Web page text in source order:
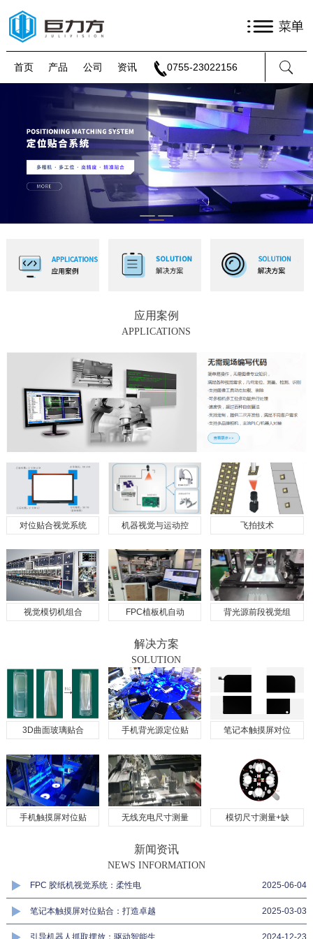
首页 产品 公司 资讯 0755-23022156
应用案例
APPLICATIONS
对位贴合视觉系统 机器视觉与运动控 飞拍技术
视觉模切机组合 FPC植板机自动 背光源前段视觉组
解决方案
SOLUTION
3D曲面玻璃贴合 手机背光源定位贴 笔记本触摸屏对位
手机触摸屏对位贴 无线充电尺寸测量 模切尺寸测量+缺
新闻资讯
NEWS INFORMATION
FPC 胶纸机视觉系统：柔性电 2025-06-04
笔记本触摸屏对位贴合：打造卓越 2025-03-03
引导机器人抓取摆放：驱动智能生 2024-12-23